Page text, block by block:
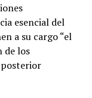
esencial del
a su cargo “el
de los